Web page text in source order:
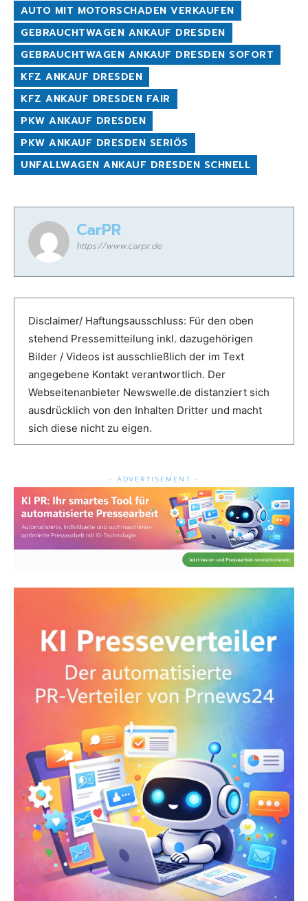
AUTO MIT MOTORSCHADEN VERKAUFEN
GEBRAUCHTWAGEN ANKAUF DRESDEN
GEBRAUCHTWAGEN ANKAUF DRESDEN SOFORT
KFZ ANKAUF DRESDEN
KFZ ANKAUF DRESDEN FAIR
PKW ANKAUF DRESDEN
PKW ANKAUF DRESDEN SERIÖS
UNFALLWAGEN ANKAUF DRESDEN SCHNELL
CarPR
https://www.carpr.de
Disclaimer/ Haftungsausschluss: Für den oben
stehend Pressemitteilung inkl. dazugehörigen
Bilder / Videos ist ausschließlich der im Text
angegebene Kontakt verantwortlich. Der
Webseitenanbieter Newswelle.de distanziert sich
ausdrücklich von den Inhalten Dritter und macht
sich diese nicht zu eigen.
- ADVERTISEMENT -